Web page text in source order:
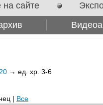
на сайте
→ ед. хр. 3-6
| Все